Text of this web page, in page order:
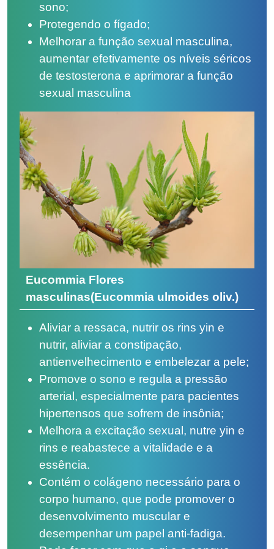
sono;
Protegendo o fígado;
Melhorar a função sexual masculina,
aumentar efetivamente os níveis séricos
de testosterona e aprimorar a função
sexual masculina
Eucommia Flores
masculinas(Eucommia ulmoides oliv.)
Aliviar a ressaca, nutrir os rins yin e
nutrir, aliviar a constipação,
antienvelhecimento e embelezar a pele;
Promove o sono e regula a pressão
arterial, especialmente para pacientes
hipertensos que sofrem de insônia;
Melhora a excitação sexual, nutre yin e
rins e reabastece a vitalidade e a
essência.
Contém o colágeno necessário para o
corpo humano, que pode promover o
desenvolvimento muscular e
desempenhar um papel anti-fadiga.